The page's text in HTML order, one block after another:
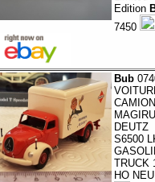
Edition
7450
Bub
CAMION
DEUTZ
S6500
TRUCK
HO